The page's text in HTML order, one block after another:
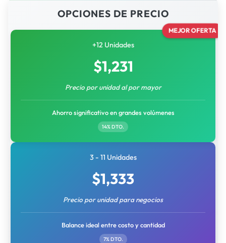
OPCIONES DE PRECIO
MEJOR OFERTA
+12 Unidades
$1,231
Precio por unidad al por mayor
Ahorro significativo en grandes volúmenes
14% DTO.
3 - 11 Unidades
$1,333
Precio por unidad para negocios
Balance ideal entre costo y cantidad
7% DTO.